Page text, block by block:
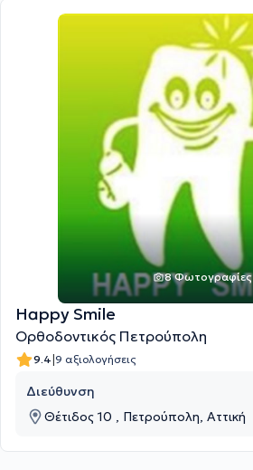
8 Φωτογραφίες
Happy Smile
Ορθοδοντικός Πετρούπολη
9.4|9 αξιολογήσεις
Διεύθυνση
Θέτιδος 10 , Πετρούπολη, Αττική